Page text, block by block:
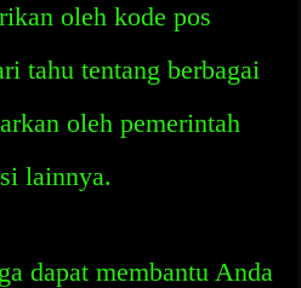
oleh kode pos
tahu tentang berbagai
oleh pemerintah
lainnya.
dapat membantu Anda